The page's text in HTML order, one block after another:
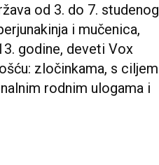
od 3. do 7. studenog
i mučenica,
godine, deveti Vox
zločinkama, s ciljem
rodnim ulogama i